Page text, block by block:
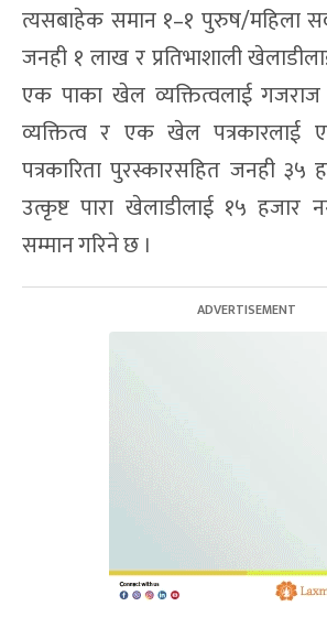
त्यसबाहेक समान १–१ पुरुष/महिला
जनही १ लाख र प्रतिभाशाली
एक पाका खेल व्यक्तित्वलाई
व्यक्तित्व र एक खेल
पत्रकारिता पुरस्कारसहित जनही ३५
उत्कृष्ट पारा खेलाडीलाई १५ हजार
सम्मान गरिने छ ।